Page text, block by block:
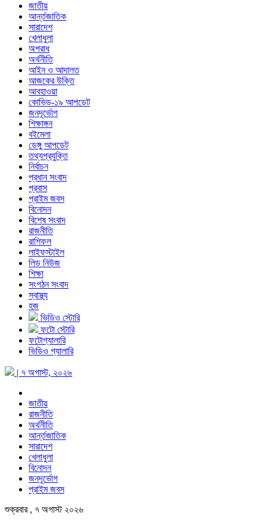
জাতীয়
আর্ন্তজাতিক
সারাদেশ
খেলাধুলা
অপরাধ
অর্থনীতি
আইন ও আদালত
আজকের উক্তি
আবহাওয়া
কোভিড-১৯ আপডেট
জনদূর্ভোগ
শিক্ষাঙ্গন
বইমেলা
ডেঙ্গু আপডেট
তথ্যপ্রযুক্তি
নির্বাচন
প্রধান সংবাদ
প্রবাস
প্রাইম জবস
বিনোদন
বিশেষ সংবাদ
রাজনীতি
রাশিফল
লাইফস্টাইল
লিড নিউজ
শিক্ষা
সংগঠন সংবাদ
স্বাস্থ্য
হজ
ভিডিও স্টোরি
ফটো স্টোরি
ফটোগ্যালারি
ভিডিও গ্যালারি
| ৭ অগাস্ট, ২০২৬
জাতীয়
রাজনীতি
অর্থনীতি
আর্ন্তজাতিক
সারাদেশ
খেলাধুলা
বিনোদন
জনদূর্ভোগ
প্রাইম জবস
শুক্রবার , ৭ অগাস্ট ২০২৬